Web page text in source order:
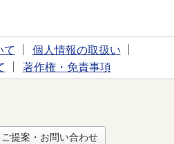
て
個人情報の取扱い
著作権・免責事項
提案・お問い合わせ